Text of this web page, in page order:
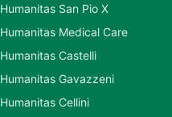
Humanitas San Pio X
Humanitas Medical Care
Humanitas Castelli
Humanitas Gavazzeni
Humanitas Cellini